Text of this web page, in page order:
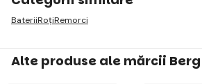
BateriiRoțiRemorci
Alte produse ale mărcii Berg